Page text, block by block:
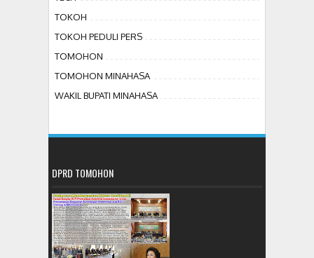
TOKOH
TOKOH PEDULI PERS
TOMOHON
TOMOHON MINAHASA
WAKIL BUPATI MINAHASA
DPRD TOMOHON